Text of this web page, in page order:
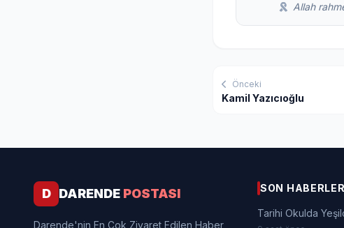
Allah
Önceki
Kamil Yazıcıoğlu
D DARENDE POSTASI
Darende'nin En Çok Ziyaret Edilen Haber
SON HABERLER
Tarihi Okulda